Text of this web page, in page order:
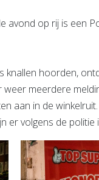
avond op rij is een
hoorden,
meerdere
aan in de
er volgens de